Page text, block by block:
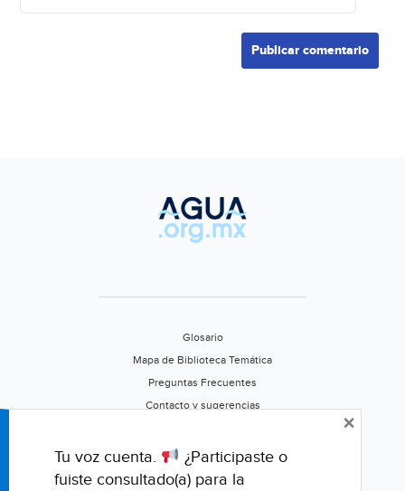
Glosario
Mapa de Biblioteca Temática
Preguntas Frecuentes
Contacto y sugerencias
Califica este portal
Tu voz cuenta.
¿Participaste o
fuiste consultado(a) para la
×